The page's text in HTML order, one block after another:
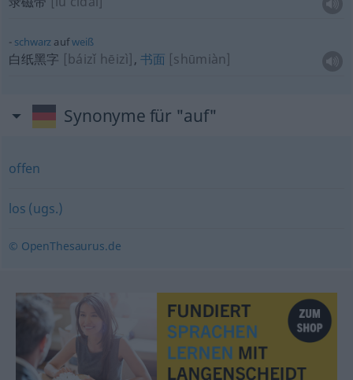
schwarz aufweiß
白纸黑字 [báizǐ hēizì],书面 [shūmiàn]
Synonyme für "auf"
offen
los (ugs.)
© OpenThesaurus.de